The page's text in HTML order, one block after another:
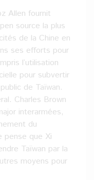
Allen fournit
source la plus
de la Chine en
ses efforts pour
l’utilisation
pour subvertir
de Taïwan.
Charles Brown
interarmées,
du
pense que Xi
Taïwan par la
moyens pour